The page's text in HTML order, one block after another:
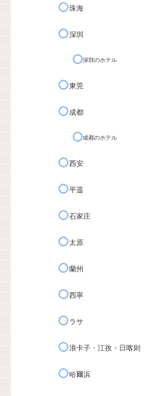
珠海
深圳
深圳のホテル
東莞
成都
成都のホテル
西安
平遥
石家庄
太原
蘭州
西寧
ラサ
浪卡子・江孜・日喀则
哈爾浜